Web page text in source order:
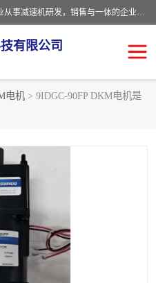
上海精晟邦机电科技有限公司是一家专业从事减速机研发，销售与一体的企业。公司拥有资深技术人员和技术团队服务人才，致力于为广大客户提供专业，细致的产品服务。主营产品有：中型减速电机，微型调速电机，精密行星减速机，蜗轮蜗杆减速机，RFKS四大系列减速机，SKM双曲面齿轮减速机，齿轮减速电机，行星减速机，防爆电机，变频器等系列；产品广泛用于汽车，船舶，能源，环保，包装，物流等领域，欢迎咨询。
有限公司
电机 > 9IDGC-90FP DKM电机是
JSCC精研电机
精晟邦四大系列
精晟邦微型齿轮减速电机
晟邦电机